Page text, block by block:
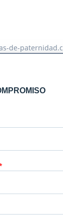
de-